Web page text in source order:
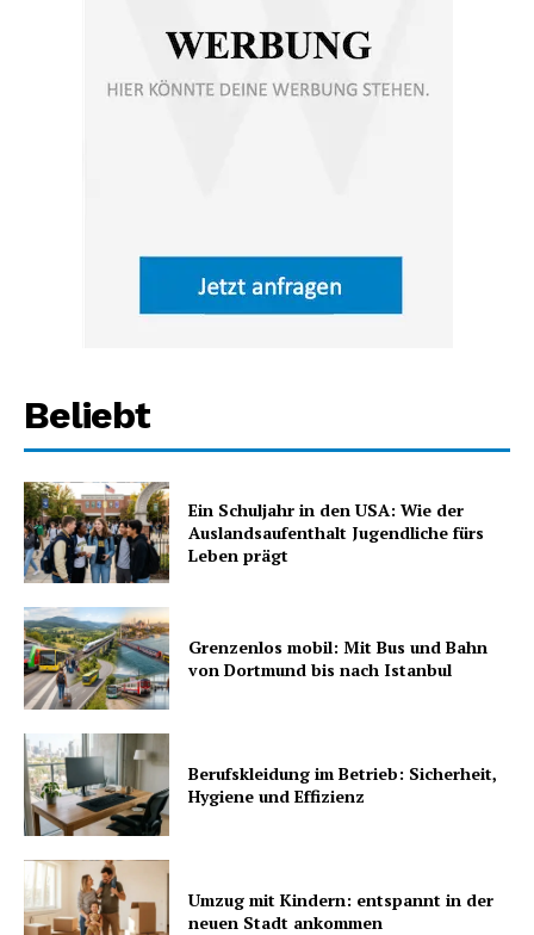
Beliebt
Ein Schuljahr in den USA: Wie der
Auslandsaufenthalt Jugendliche fürs
Leben prägt
Grenzenlos mobil: Mit Bus und Bahn
von Dortmund bis nach Istanbul
Berufskleidung im Betrieb: Sicherheit,
Hygiene und Effizienz
Umzug mit Kindern: entspannt in der
neuen Stadt ankommen